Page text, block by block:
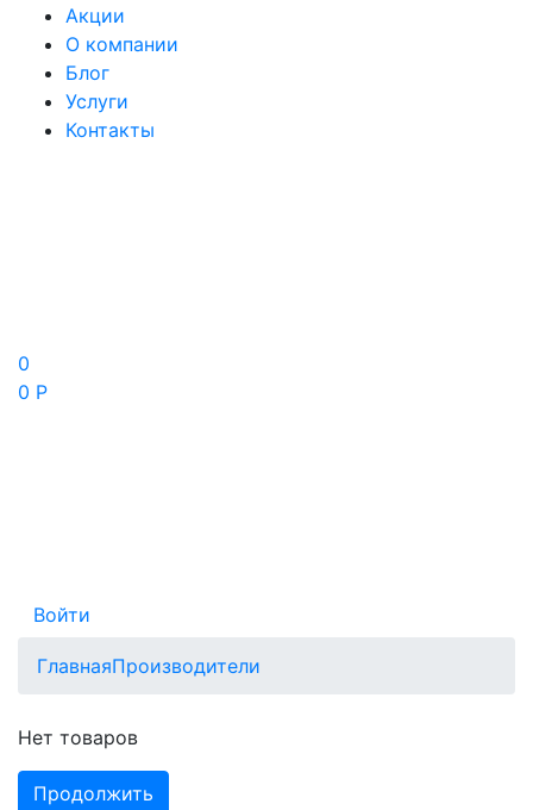
Акции
О компании
Блог
Услуги
Контакты
0
0 Р
Войти
ГлавнаяПроизводители
Нет товаров
Продолжить